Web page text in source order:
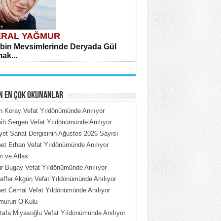
YAĞMUR
Mevsimlerinde Deryada Gül
ÇOBAN
Put Dışardaki Maskeler...
EN ÇOK OKUNANLAR
Koray Vefat Yıldönümünde Anılıyor
Sergen Vefat Yıldönümünde Anılıyor
Sanat Dergisinin Ağustos 2026 Sayısı
Erhan Vefat Yıldönümünde Anılıyor
ve Atlas
Bugay Vefat Yıldönümünde Anılıyor
Akgün Vefat Yıldönümünde Anılıyor
Cemal Vefat Yıldönümünde Anılıyor
O’Kulu
Miyasoğlu Vefat Yıldönümünde Anılıyor